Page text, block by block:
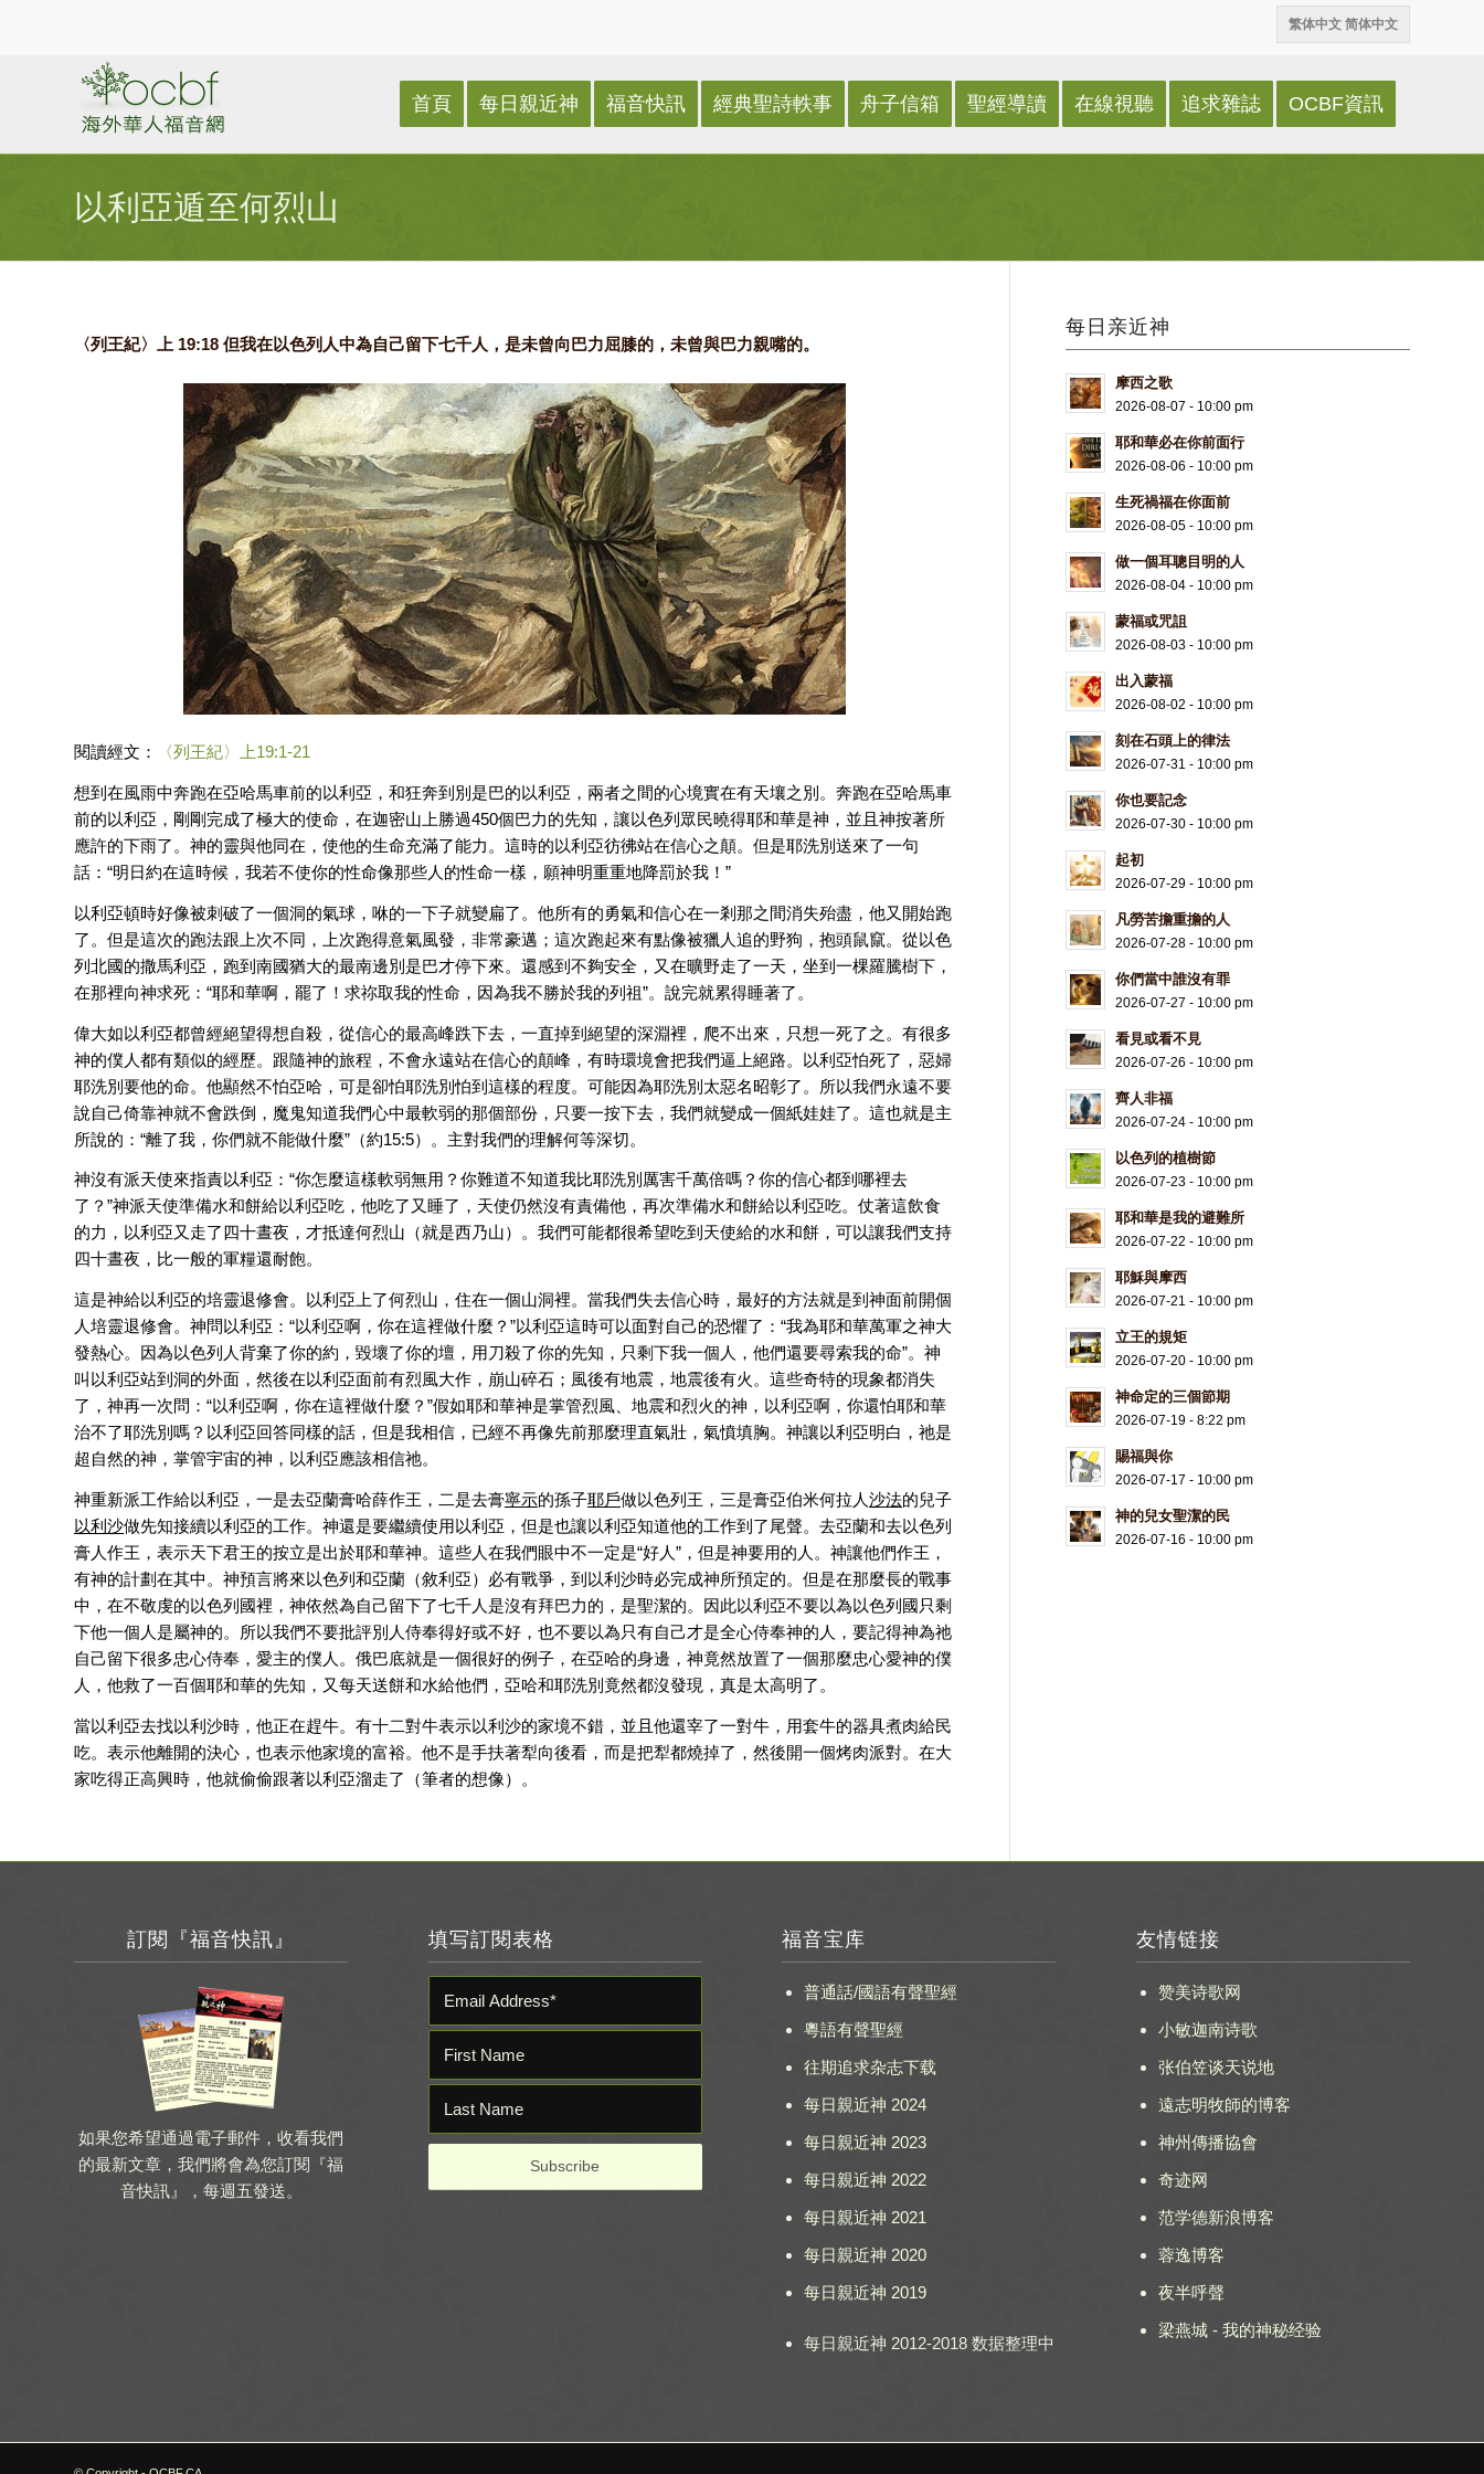
繁体中文 简体中文
首頁 每日親近神 福音快訊 經典聖詩軼事 舟子信箱 聖經導讀 在線視聽 追求雜誌 OCBF資訊
以利亞遁至何烈山
〈列王紀〉上 19:18 但我在以色列人中為自己留下七千人，是未曾向巴力屈膝的，未曾與巴力親嘴的。
閱讀經文： 〈列王紀〉上19:1-21
想到在風雨中奔跑在亞哈馬車前的以利亞，和狂奔到別是巴的以利亞，兩者之間的心境實在有天壤之別。奔跑在亞哈馬車
前的以利亞，剛剛完成了極大的使命，在迦密山上勝過450個巴力的先知，讓以色列眾民曉得耶和華是神，並且神按著所
應許的下雨了。神的靈與他同在，使他的生命充滿了能力。這時的以利亞彷彿站在信心之顛。但是耶洗別送來了一句
話：“明日約在這時候，我若不使你的性命像那些人的性命一樣，願神明重重地降罰於我！”
以利亞頓時好像被刺破了一個洞的氣球，咻的一下子就變扁了。他所有的勇氣和信心在一剎那之間消失殆盡，他又開始跑
了。但是這次的跑法跟上次不同，上次跑得意氣風發，非常豪邁；這次跑起來有點像被獵人追的野狗，抱頭鼠竄。從以色
列北國的撒馬利亞，跑到南國猶大的最南邊別是巴才停下來。還感到不夠安全，又在曠野走了一天，坐到一棵羅騰樹下，
在那裡向神求死：“耶和華啊，罷了！求祢取我的性命，因為我不勝於我的列祖”。說完就累得睡著了。
偉大如以利亞都曾經絕望得想自殺，從信心的最高峰跌下去，一直掉到絕望的深淵裡，爬不出來，只想一死了之。有很多
神的僕人都有類似的經歷。跟隨神的旅程，不會永遠站在信心的顛峰，有時環境會把我們逼上絕路。以利亞怕死了，惡婦
耶洗別要他的命。他顯然不怕亞哈，可是卻怕耶洗別怕到這樣的程度。可能因為耶洗別太惡名昭彰了。所以我們永遠不要
說自己倚靠神就不會跌倒，魔鬼知道我們心中最軟弱的那個部份，只要一按下去，我們就變成一個紙娃娃了。這也就是主
所說的：“離了我，你們就不能做什麼”（約15:5）。主對我們的理解何等深切。
神沒有派天使來指責以利亞：“你怎麼這樣軟弱無用？你難道不知道我比耶洗別厲害千萬倍嗎？你的信心都到哪裡去
了？”神派天使準備水和餅給以利亞吃，他吃了又睡了，天使仍然沒有責備他，再次準備水和餅給以利亞吃。仗著這飲食
的力，以利亞又走了四十晝夜，才抵達何烈山（就是西乃山）。我們可能都很希望吃到天使給的水和餅，可以讓我們支持
四十晝夜，比一般的軍糧還耐飽。
這是神給以利亞的培靈退修會。以利亞上了何烈山，住在一個山洞裡。當我們失去信心時，最好的方法就是到神面前開個
人培靈退修會。神問以利亞：“以利亞啊，你在這裡做什麼？”以利亞這時可以面對自己的恐懼了：“我為耶和華萬軍之神大
發熱心。因為以色列人背棄了你的約，毀壞了你的壇，用刀殺了你的先知，只剩下我一個人，他們還要尋索我的命”。神
叫以利亞站到洞的外面，然後在以利亞面前有烈風大作，崩山碎石；風後有地震，地震後有火。這些奇特的現象都消失
了，神再一次問：“以利亞啊，你在這裡做什麼？”假如耶和華神是掌管烈風、地震和烈火的神，以利亞啊，你還怕耶和華
治不了耶洗別嗎？以利亞回答同樣的話，但是我相信，已經不再像先前那麼理直氣壯，氣憤填胸。神讓以利亞明白，祂是
超自然的神，掌管宇宙的神，以利亞應該相信祂。
神重新派工作給以利亞，一是去亞蘭膏哈薛作王，二是去膏寧示的孫子耶戶做以色列王，三是膏亞伯米何拉人沙法的兒子
以利沙做先知接續以利亞的工作。神還是要繼續使用以利亞，但是也讓以利亞知道他的工作到了尾聲。去亞蘭和去以色列
膏人作王，表示天下君王的按立是出於耶和華神。這些人在我們眼中不一定是“好人”，但是神要用的人。神讓他們作王，
有神的計劃在其中。神預言將來以色列和亞蘭（敘利亞）必有戰爭，到以利沙時必完成神所預定的。但是在那麼長的戰事
中，在不敬虔的以色列國裡，神依然為自己留下了七千人是沒有拜巴力的，是聖潔的。因此以利亞不要以為以色列國只剩
下他一個人是屬神的。所以我們不要批評別人侍奉得好或不好，也不要以為只有自己才是全心侍奉神的人，要記得神為祂
自己留下很多忠心侍奉，愛主的僕人。俄巴底就是一個很好的例子，在亞哈的身邊，神竟然放置了一個那麼忠心愛神的僕
人，他救了一百個耶和華的先知，又每天送餅和水給他們，亞哈和耶洗別竟然都沒發現，真是太高明了。
當以利亞去找以利沙時，他正在趕牛。有十二對牛表示以利沙的家境不錯，並且他還宰了一對牛，用套牛的器具煮肉給民
吃。表示他離開的決心，也表示他家境的富裕。他不是手扶著犁向後看，而是把犁都燒掉了，然後開一個烤肉派對。在大
家吃得正高興時，他就偷偷跟著以利亞溜走了（筆者的想像）。
每日亲近神
摩西之歌
2026-08-07 - 10:00 pm
耶和華必在你前面行
2026-08-06 - 10:00 pm
生死禍福在你面前
2026-08-05 - 10:00 pm
做一個耳聰目明的人
2026-08-04 - 10:00 pm
蒙福或咒詛
2026-08-03 - 10:00 pm
出入蒙福
2026-08-02 - 10:00 pm
刻在石頭上的律法
2026-07-31 - 10:00 pm
你也要記念
2026-07-30 - 10:00 pm
起初
2026-07-29 - 10:00 pm
凡勞苦擔重擔的人
2026-07-28 - 10:00 pm
你們當中誰沒有罪
2026-07-27 - 10:00 pm
看見或看不見
2026-07-26 - 10:00 pm
齊人非福
2026-07-24 - 10:00 pm
以色列的植樹節
2026-07-23 - 10:00 pm
耶和華是我的避難所
2026-07-22 - 10:00 pm
耶穌與摩西
2026-07-21 - 10:00 pm
立王的規矩
2026-07-20 - 10:00 pm
神命定的三個節期
2026-07-19 - 8:22 pm
賜福與你
2026-07-17 - 10:00 pm
神的兒女聖潔的民
2026-07-16 - 10:00 pm
訂閱『福音快訊』
如果您希望通過電子郵件，收看我們
的最新文章，我們將會為您訂閱『福
音快訊』，每週五發送。
填写訂閱表格 福音宝库
普通話/國語有聲聖經
粵語有聲聖經
往期追求杂志下载
每日親近神 2024
每日親近神 2023
每日親近神 2022
每日親近神 2021
每日親近神 2020
每日親近神 2019
每日親近神 2012-2018 数据整理中
友情链接
赞美诗歌网
小敏迦南诗歌
张伯笠谈天说地
遠志明牧師的博客
神州傳播協會
奇迹网
范学德新浪博客
蓉逸博客
夜半呼聲
梁燕城 - 我的神秘经验